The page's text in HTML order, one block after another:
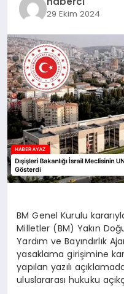
29 Ekim 2024
BM Genel Kurulu
Milletler (BM) Yakın
Yardım ve Bayındırlık
yasaklama girişimine
yapılan yazılı
uluslararası hukuku